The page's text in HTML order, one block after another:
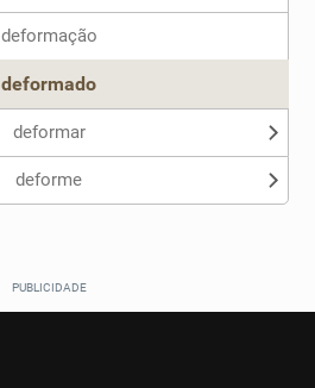
deformação
deformado
deformar
deforme